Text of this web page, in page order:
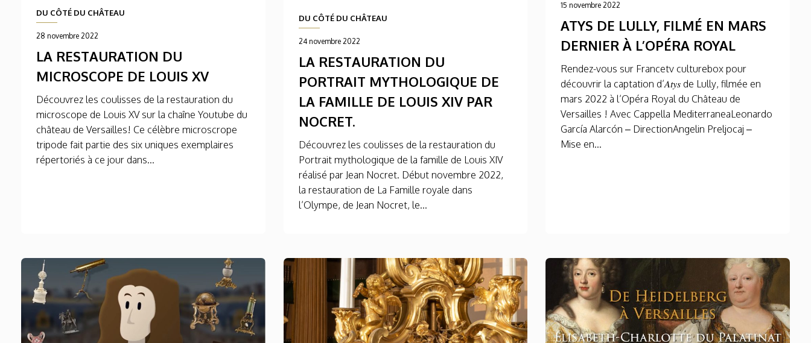
DU CÔTÉ DU CHÂTEAU
28 novembre 2022
LA RESTAURATION DU
MICROSCOPE DE LOUIS XV
Découvrez les coulisses de la restauration du
microscope de Louis XV sur la chaîne Youtube du
château de Versailles! Ce célèbre microscrope
tripode fait partie des six uniques exemplaires
répertoriés à ce jour dans...
DU CÔTÉ DU CHÂTEAU
24 novembre 2022
LA RESTAURATION DU
PORTRAIT MYTHOLOGIQUE DE
LA FAMILLE DE LOUIS XIV PAR
NOCRET.
Découvrez les coulisses de la restauration du
Portrait mythologique de la famille de Louis XIV
réalisé par Jean Nocret. Début novembre 2022,
la restauration de La Famille royale dans
l’Olympe, de Jean Nocret, le...
15 novembre 2022
ATYS DE LULLY, FILMÉ EN MARS
DERNIER À L’OPÉRA ROYAL
Rendez-vous sur Francetv culturebox pour
découvrir la captation d’𝐴𝑡𝑦𝑠 de Lully, filmée en
mars 2022 à l’Opéra Royal du Château de
Versailles ! Avec Cappella MediterraneaLeonardo
García Alarcón – DirectionAngelin Preljocaj –
Mise en...